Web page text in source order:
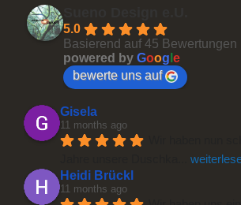
5.0
Basierend auf 45 Bewertungen
powered by Goog e
bewerte uns auf
Gisela
11 months ago
Heidi Brückl
11 months ago